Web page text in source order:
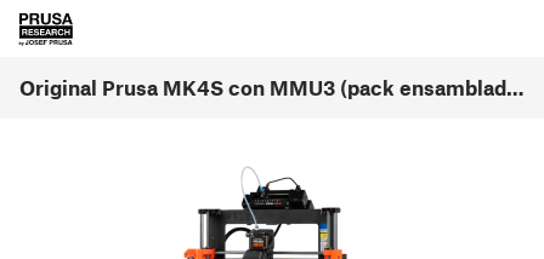
Original Prusa MK4S con MMU3 (pack ensamblado) (1.0)